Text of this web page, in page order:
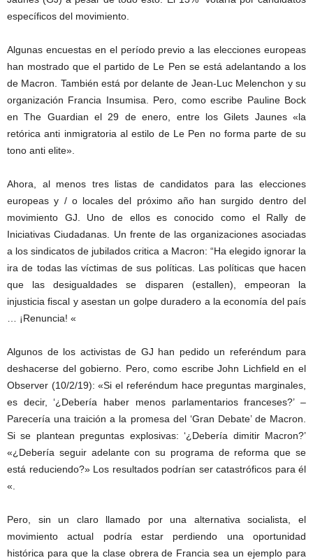
específicos del movimiento.
Algunas encuestas en el período previo a las elecciones europeas
han mostrado que el partido de Le Pen se está adelantando a los
de Macron. También está por delante de Jean-Luc Melenchon y su
organización Francia Insumisa. Pero, como escribe Pauline Bock
en The Guardian el 29 de enero, entre los Gilets Jaunes «la
retórica anti inmigratoria al estilo de Le Pen no forma parte de su
tono anti elite».
Ahora, al menos tres listas de candidatos para las elecciones
europeas y / o locales del próximo año han surgido dentro del
movimiento GJ. Uno de ellos es conocido como el Rally de
Iniciativas Ciudadanas. Un frente de las organizaciones asociadas
a los sindicatos de jubilados critica a Macron: “Ha elegido ignorar la
ira de todas las víctimas de sus políticas. Las políticas que hacen
que las desigualdades se disparen (estallen), empeoran la
injusticia fiscal y asestan un golpe duradero a la economía del país
… ¡Renuncia! «
Algunos de los activistas de GJ han pedido un referéndum para
deshacerse del gobierno. Pero, como escribe John Lichfield en el
Observer (10/2/19): «Si el referéndum hace preguntas marginales,
es decir, ‘¿Debería haber menos parlamentarios franceses?’ –
Parecería una traición a la promesa del ‘Gran Debate’ de Macron.
Si se plantean preguntas explosivas: ‘¿Debería dimitir Macron?’
«¿Debería seguir adelante con su programa de reforma que se
está reduciendo?» Los resultados podrían ser catastróficos para él
«.
Pero, sin un claro llamado por una alternativa socialista, el
movimiento actual podría estar perdiendo una oportunidad
histórica para que la clase obrera de Francia sea un ejemplo para